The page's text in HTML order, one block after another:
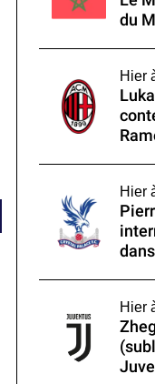
du
Hier
Hier
Hier